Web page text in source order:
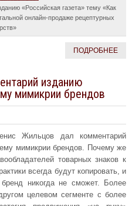
«Российская газета» тему «Как
онлайн-продаже рецептурных
ПОДРОБНЕЕ
изданию
мимикрии брендов
Жильцов дал комментарий
мимикрии брендов. Почему же
товарных знаков к
всегда будут копировать, и
никогда не сможет. Более
целевом сегменте с более